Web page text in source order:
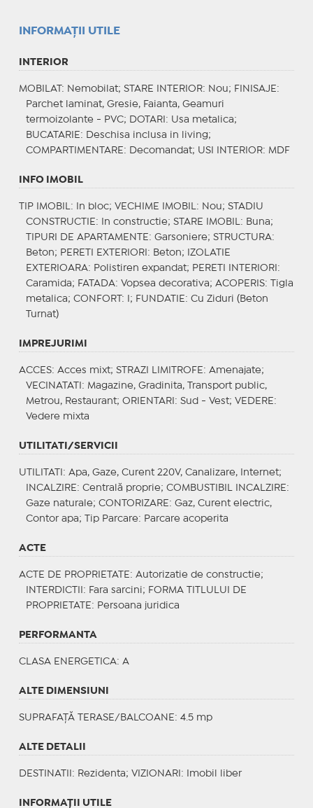
INFORMAŢII UTILE
INTERIOR
MOBILAT : Nemobilat; STARE INTERIOR: Nou; FINISAJE :
Parchet laminat, Gresie, Faianta, Geamuri
termoizolante - PVC;
DOTARI : Usa metalica;
BUCATARIE : Deschisa inclusa in living;
COMPARTIMENTARE : Decomandat; USI INTERIOR: MDF
INFO IMOBIL
TIP IMOBIL : In bloc; VECHIME IMOBIL : Nou; STADIU
CONSTRUCTIE : In constructie; STARE IMOBIL : Buna;
TIPURI DE APARTAMENTE : Garsoniere; STRUCTURA:
Beton; PERETI EXTERIORI : Beton;
IZOLATIE
EXTERIOARA: Polistiren expandat; PERETI INTERIORI :
Caramida; FATADA: Vopsea decorativa; ACOPERIS: Tigla
metalica; CONFORT : I; FUNDATIE : Cu Ziduri (Beton
Turnat)
IMPREJURIMI
ACCES: Acces mixt; STRAZI LIMITROFE : Amenajate;
VECINATATI : Magazine, Gradinita, Transport public,
Metrou, Restaurant; ORIENTARI : Sud - Vest; VEDERE :
Vedere mixta
UTILITATI/SERVICII
UTILITATI : Apa, Gaze, Curent 220V, Canalizare, Internet;
INCALZIRE : Centrală proprie; COMBUSTIBIL INCALZIRE :
Gaze naturale; CONTORIZARE : Gaz, Curent electric,
Contor apa;
Tip Parcare: Parcare acoperita
ACTE
ACTE DE PROPRIETATE : Autorizatie de constructie;
INTERDICTII : Fara sarcini; FORMA TITLULUI DE
PROPRIETATE : Persoana juridica
PERFORMANTA
CLASA ENERGETICA: A
ALTE DIMENSIUNI
SUPRAFAȚĂ TERASE/BALCOANE: 4.5 mp
ALTE DETALII
DESTINATII : Rezidenta; VIZIONARI : Imobil liber
INFORMAŢII UTILE